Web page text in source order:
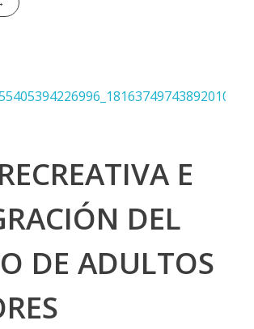
E
DEL
DE ADULTOS